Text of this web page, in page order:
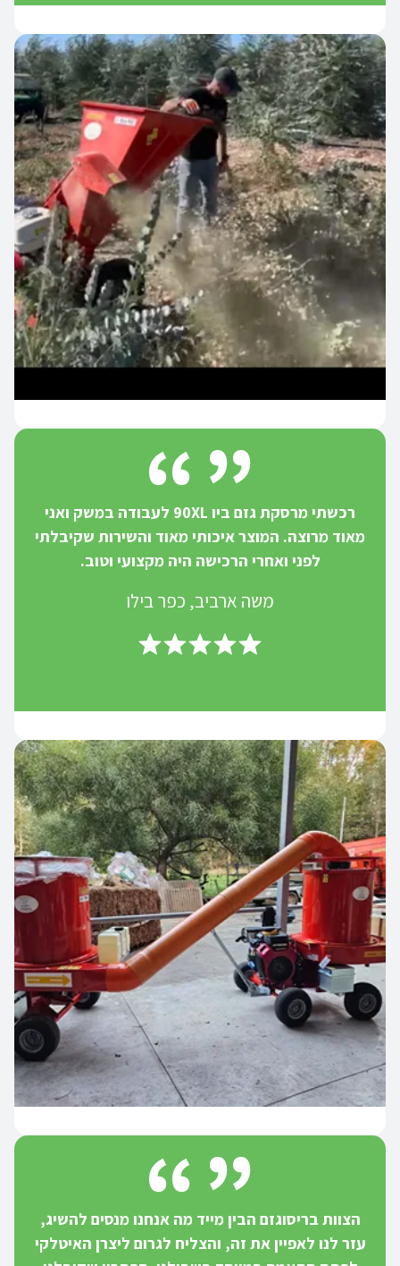
רכשתי מרסקת גזם ביו 90XL לעבודה במשק ואני
מאוד מרוצה. המוצר איכותי מאוד והשירות שקיבלתי
לפני ואחרי הרכישה היה מקצועי וטוב.
משה ארביב, כפר בילו
הצוות בריסוגזם הבין מייד מה אנחנו מנסים להשיג,
עזר לנו לאפיין את זה, והצליח לגרום ליצרן האיטלקי